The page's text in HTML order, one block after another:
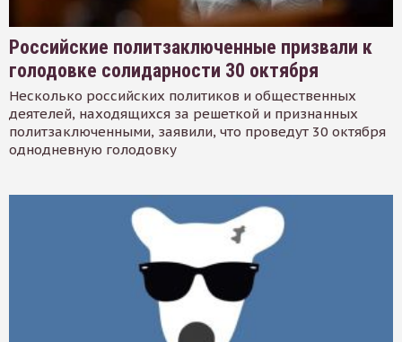
Российские политзаключенные призвали к
голодовке солидарности 30 октября
Несколько российских политиков и общественных
деятелей, находящихся за решеткой и признанных
политзаключенными, заявили, что проведут 30 октября
однодневную голодовку